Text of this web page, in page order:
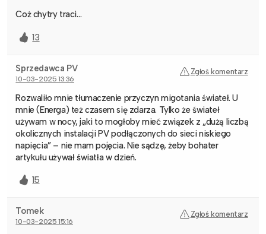
Coż chytry traci…
13
Sprzedawca PV
10-03-2025 13:36
Zgłoś komentarz
Rozwaliło mnie tłumaczenie przyczyn migotania świateł. U
mnie (Energa) też czasem się zdarza. Tylko że świateł
używam w nocy, jaki to mogłoby mieć związek z „dużą liczbą
okolicznych instalacji PV podłączonych do sieci niskiego
napięcia” – nie mam pojęcia. Nie sądzę, żeby bohater
artykułu używał światła w dzień.
15
Tomek
10-03-2025 15:16
Zgłoś komentarz